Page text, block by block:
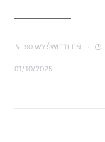
90 WYŚWIETLEŃ
01/10/2025